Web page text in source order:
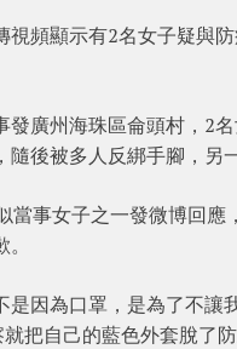
視頻顯示有2名女子疑與
發廣州海珠區侖頭村，2
後被多人反綁手腳，另
當事女子之一發微博回
是因為口罩，是為了不讓
把自己的藍色外套脫了